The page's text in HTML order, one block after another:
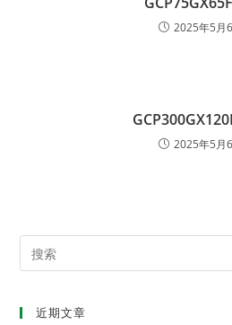
2025年5月
2025年5月
近期文章